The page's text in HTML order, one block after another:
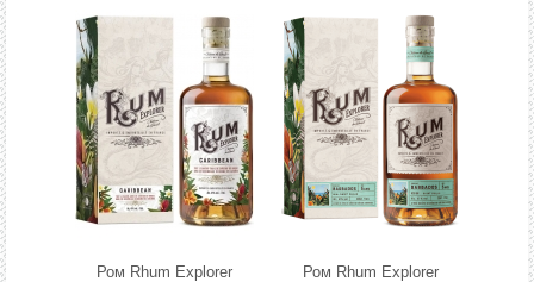
Ром Rhum Explorer
Ром Rhum Explorer